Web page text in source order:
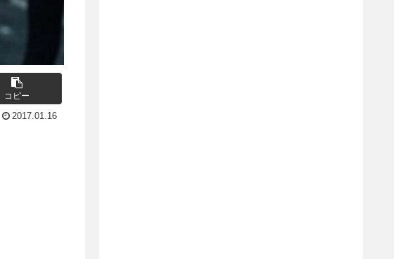
コピー
2017.01.16